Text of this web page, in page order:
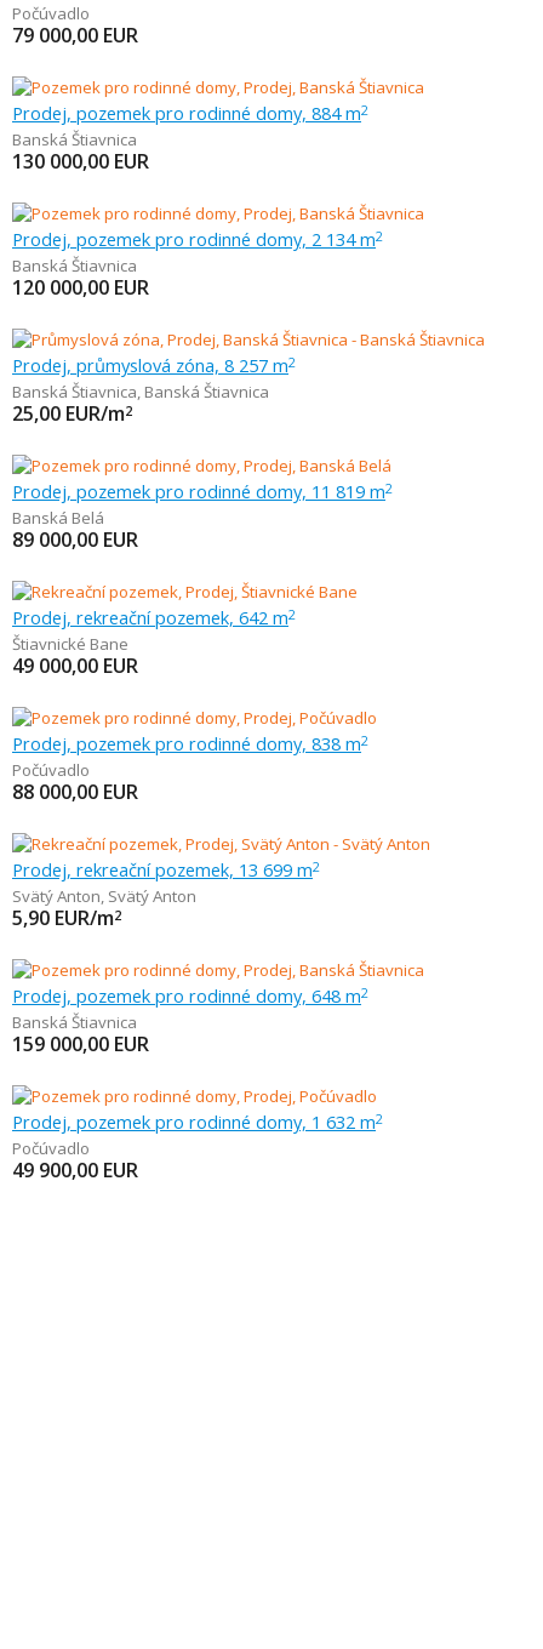
Počúvadlo
79 000,00 EUR
Prodej, pozemek pro rodinné domy, 884 m2
Banská Štiavnica
130 000,00 EUR
Prodej, pozemek pro rodinné domy, 2 134 m2
Banská Štiavnica
120 000,00 EUR
Prodej, průmyslová zóna, 8 257 m2
Banská Štiavnica, Banská Štiavnica
25,00 EUR/m2
Prodej, pozemek pro rodinné domy, 11 819 m2
Banská Belá
89 000,00 EUR
Prodej, rekreační pozemek, 642 m2
Štiavnické Bane
49 000,00 EUR
Prodej, pozemek pro rodinné domy, 838 m2
Počúvadlo
88 000,00 EUR
Prodej, rekreační pozemek, 13 699 m2
Svätý Anton, Svätý Anton
5,90 EUR/m2
Prodej, pozemek pro rodinné domy, 648 m2
Banská Štiavnica
159 000,00 EUR
Prodej, pozemek pro rodinné domy, 1 632 m2
Počúvadlo
49 900,00 EUR